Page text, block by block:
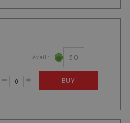
Avail.: 50
BUY